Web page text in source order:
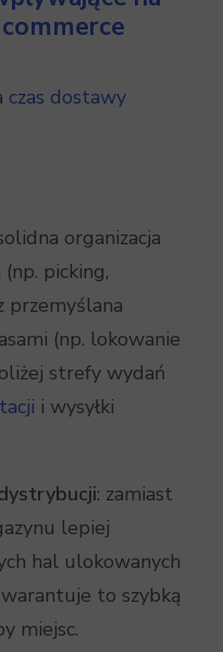
czas dostawy
organizacja
picking,
przemyślana
(np. lokowanie
strefy wydań
i wysyłki
: zamiast
lepiej
hal ulokowanych
to szybką
miejsc.